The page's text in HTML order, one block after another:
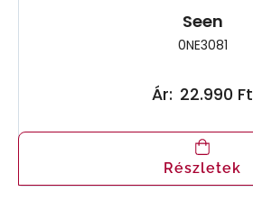
Seen
0NE3081
Ár: 22.990 Ft
Részletek